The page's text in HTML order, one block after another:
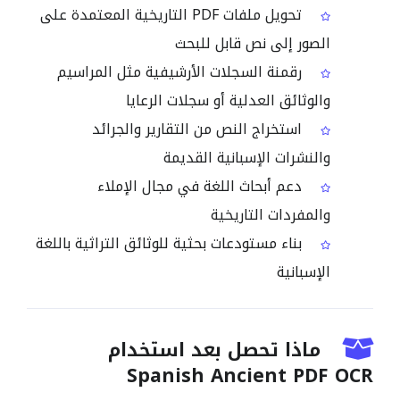
تحويل ملفات PDF التاريخية المعتمدة على
الصور إلى نص قابل للبحث
رقمنة السجلات الأرشيفية مثل المراسيم
والوثائق العدلية أو سجلات الرعايا
استخراج النص من التقارير والجرائد
والنشرات الإسبانية القديمة
دعم أبحاث اللغة في مجال الإملاء
والمفردات التاريخية
بناء مستودعات بحثية للوثائق التراثية باللغة
الإسبانية
ماذا تحصل بعد استخدام
Spanish Ancient PDF OCR